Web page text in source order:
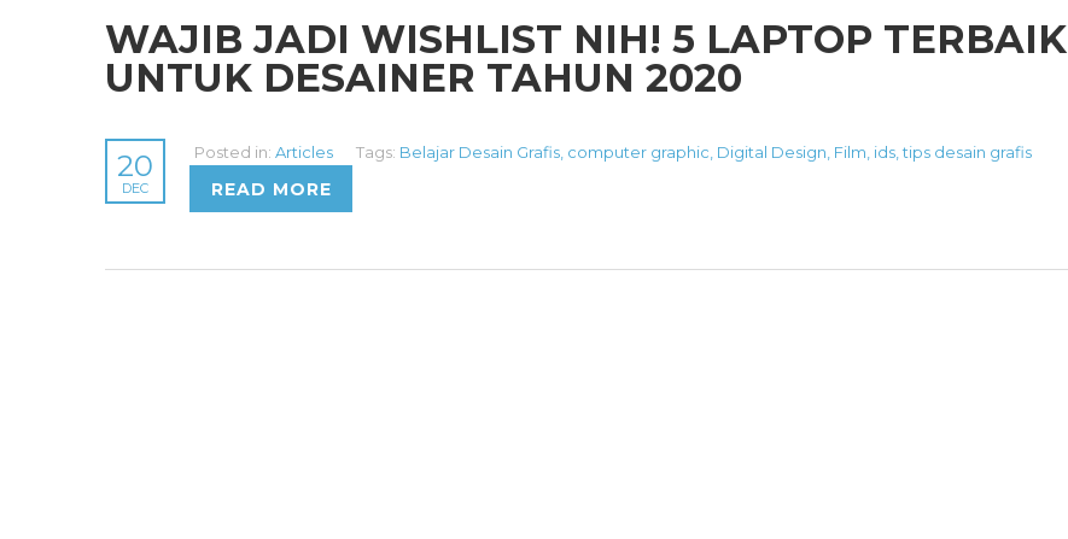
WAJIB JADI WISHLIST NIH! 5 LAPTOP TERBAIK
UNTUK DESAINER TAHUN 2020
20
DEC
Posted in: Articles Tags: Belajar Desain Grafis, computer graphic, Digital Design, Film, ids,tips desain grafis
READ MORE